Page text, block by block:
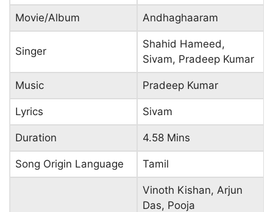
Movie/Album Andhaghaaram
Singer
Shahid Hameed,
Sivam, Pradeep Kumar
Music Pradeep Kumar
Lyrics Sivam
Duration 4.58 Mins
Song Origin Language Tamil
Vinoth Kishan, Arjun
Das, Pooja